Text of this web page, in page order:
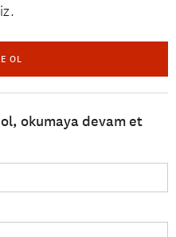
OL
okumaya devam et